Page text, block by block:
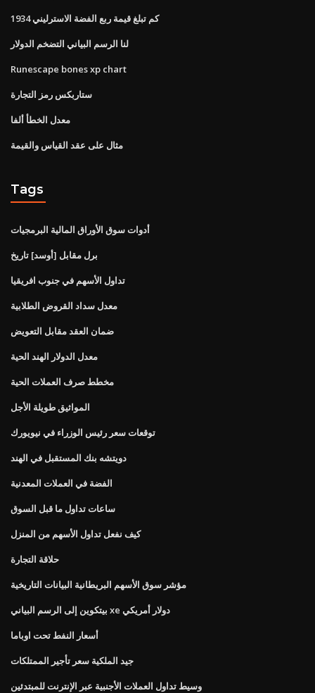
كم تبلغ قيمة ربع الفضة الاسترليني 1934
لنا الرسم البياني التضخم الدولار
Runescape bones xp chart
ستاربكس رمز التجارة
معدل الخطأ ألفا
مثال على عقد القياس والقيمة
Tags
أدوات سوق الأوراق المالية البرمجيات
برل مقابل [أوسد] تاريخ
تداول الأسهم في جنوب افريقيا
معدل سداد القروض الطلابية
ضمان العقد مقابل التعويض
معدل الدولار الهند الحية
مخطط صرف العملات الحية
المواثيق طويلة الأجل
توقعات سعر رئيس الوزراء في نيويورك
دويتشه بنك المستقبل في الهند
الفضة في العملات المعدنية
ساعات تداول ما قبل السوق
كيف نفعل تداول الأسهم من المنزل
حلاقة التجارة
مؤشر سوق الأسهم البريطانية البيانات التاريخية
بيتكوين إلى الرسم البياني xe دولار أمريكي
أسعار النفط تحت اوباما
جيد الملكية سعر تأجير الممتلكات
وسيط تداول العملات الأجنبية عبر الإنترنت للمبتدئين